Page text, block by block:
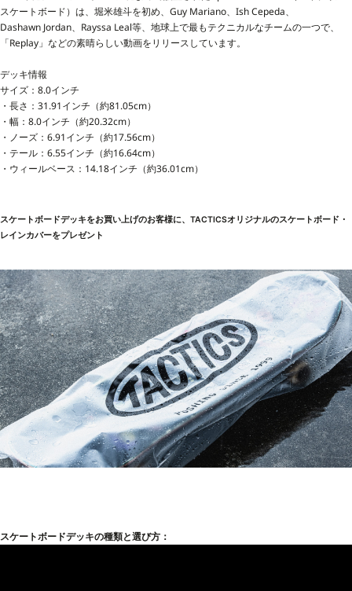
スケートボード）は、 堀米雄斗を初め、Guy Mariano、Ish Cepeda、
Dashawn Jordan、Rayssa Leal等、 地球上で最もテクニカルなチームの一つで、
「Replay」などの素晴らしい動画をリリースしています。
デッキ情報
サイズ：8.0インチ
・長さ：31.91インチ（約81.05cm）
・幅：8.0インチ（約20.32cm）
・ノーズ：6.91インチ（約17.56cm）
・テール：6.55インチ（約16.64cm）
・ウィールベース：14.18インチ（約36.01cm）
スケートボードデッキをお買い上げのお客様に、TACTICSオリジナルのスケートボード・
レインカバーをプレゼント
スケートボードデッキの種類と選び方：